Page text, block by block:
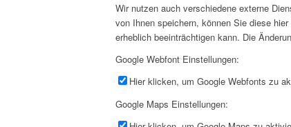
Wir nutzen auch verschiedene externe
von Ihnen speichern, können Sie diese
erheblich beeinträchtigen kann. Die
Google Webfont Einstellungen:
Hier klicken, um Google Webfonts zu
Google Maps Einstellungen: